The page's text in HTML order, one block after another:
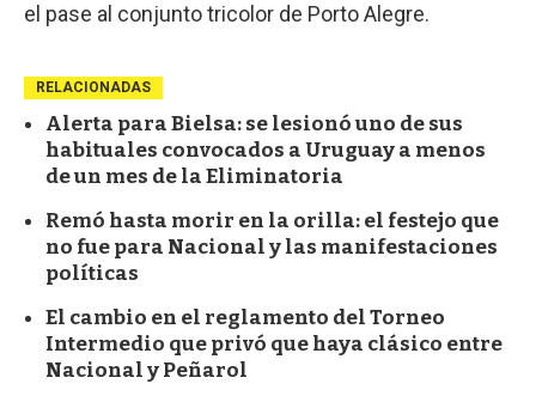
el pase al conjunto tricolor de Porto Alegre.
RELACIONADAS
Alerta para Bielsa: se lesionó uno de sus
habituales convocados a Uruguay a menos
de un mes de la Eliminatoria
Remó hasta morir en la orilla: el festejo que
no fue para Nacional y las manifestaciones
políticas
El cambio en el reglamento del Torneo
Intermedio que privó que haya clásico entre
Nacional y Peñarol